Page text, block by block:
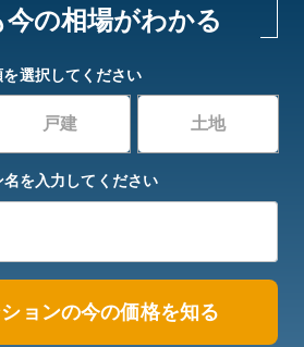
の相場がわかる
選択してください
戸建 土地
名を入力してください
ョンの今の価格を知る